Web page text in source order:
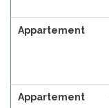
Appartement
Appartement